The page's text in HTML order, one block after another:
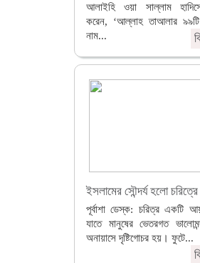
আলাইহি ওয়া সাল্লাম
করেন, ‘আল্লাহ তাআলার
নাম...
ইসলামের সৌন্দর্য হলো
পূর্বাশা ডেস্ক: চরিত্র একটি
যাতে মানুষের ভেতরগত
অনায়াসে দৃষ্টিগোচর হয়। ফুটে...